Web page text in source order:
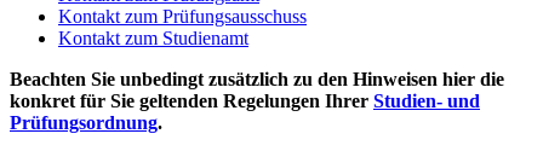
Kontakt zum Prüfungsausschuss
Kontakt zum Studienamt
Beachten Sie unbedingt zusätzlich zu den Hinweisen hier die
konkret für Sie geltenden Regelungen Ihrer Studien- und
Prüfungsordnung.